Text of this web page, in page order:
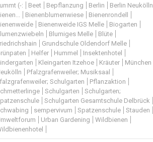
(-:
Beet Bepflanzung Berlin
Berlin Neukölln
Bienenblumenwiese
Bienenrondell
Bienenweide IGS Melle
Biogarten
Blumiges Melle
Blüte
Grundschule Oldendorf Melle
Helfer Hummel
Insektenhotel
Kleingarten Itzehoe Kräuter
München
Pfalzgrafenweiler; Musiksaal
Schulgarten
Pflanzaktion
Schulgarten
Schulgarten;
Schulgarten Gesamtschule Delbrück
sempervivum Spatzenschule
Stauden
Urban Gardening
Wildbienen